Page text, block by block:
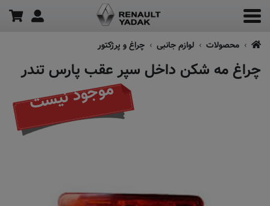
محصولات لوازم جانبی چراغ و پرژکتور
چراغ مه شکن داخل سپر عقب پارس تندر
موجود نیست